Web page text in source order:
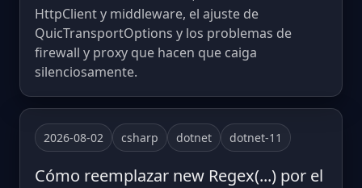
HttpClient y middleware, el ajuste de
QuicTransportOptions y los problemas de
firewall y proxy que hacen que caiga
silenciosamente.
2026-08-02 csharp dotnet dotnet-11
Cómo reemplazar new Regex(...) por el